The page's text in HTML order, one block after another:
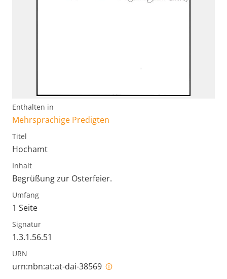
Enthalten in
Mehrsprachige Predigten
Titel
Hochamt
Inhalt
Begrüßung zur Osterfeier.
Umfang
1 Seite
Signatur
1.3.1.56.51
URN
urn:nbn:at:at-dai-38569